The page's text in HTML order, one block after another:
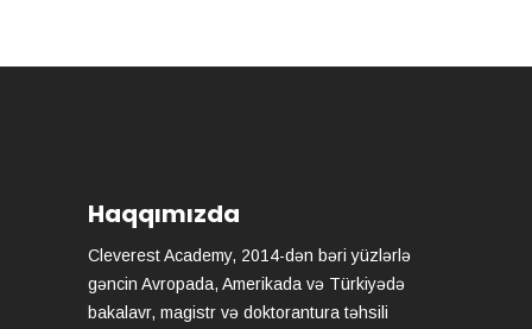
Haqqımızda
Cleverest Academy, 2014-dən bəri yüzlərlə
gəncin Avropada, Amerikada və Türkiyədə
bakalavr, magistr və doktorantura təhsili